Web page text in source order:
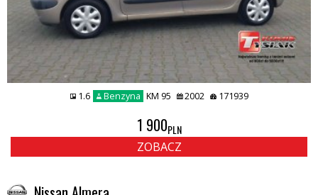
1.6 Benzyna KM 95 2002 171939
1 900PLN
ZOBACZ